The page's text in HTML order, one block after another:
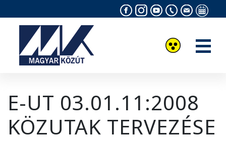
a
Youtube
Instagram
Facebook
E-UT 03.01.11:2008
KÖZUTAK TERVEZÉSE